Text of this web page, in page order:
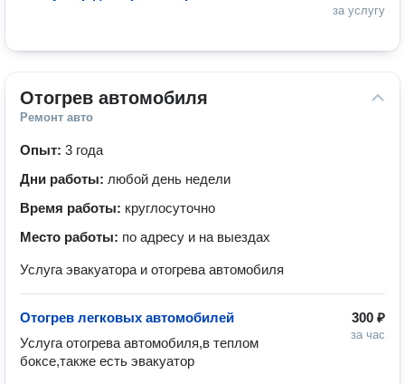
за услугу
Отогрев автомобиля
Ремонт авто
Опыт: 3 года
Дни работы: любой день недели
Время работы: круглосуточно
Место работы: по адресу и на выездах
Услуга эвакуатора и отогрева автомобиля
300 ₽
за час
Отогрев легковых автомобилей
Услуга отогрева автомобиля,в теплом
боксе,также есть эвакуатор